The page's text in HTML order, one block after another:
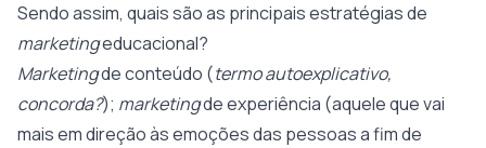
Sendo assim, quais são as principais estratégias de
marketingeducacional?
Marketingde conteúdo (termo autoexplicativo,
concorda?); marketingde experiência (aquele que vai
mais em direção às emoções das pessoas a fim de